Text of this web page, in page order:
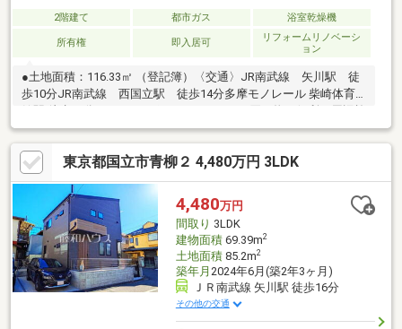
2階建て 都市ガス 浴室乾燥機
所有権 即入居可
リフォームリノベーシ
ョン
●土地面積：116.33㎡ （登記簿）〈交通〉JR南武線 矢川駅 徒
歩10分JR南武線 西国立駅 徒歩14分多摩モノレール 柴崎体育
設がございます。《リフォーム履歴（2024年6月）》金属屋根上
葺・外壁塗装工事≪ 周辺施設情報 ≫買い物 DCM国立青柳店
まで370m 徒歩5分スーパー 西友青柳店 まで500m 徒歩7分
コンビニ セブンイレブン立川羽衣町3丁目店 まで500m 徒歩7
分お気軽にお問い合わせください♪
東京都国立市青柳２ 4,480万円 3LDK
4,480万円
間取り 3LDK
建物面積69.39m2
土地面積85.2m2
築年月 2024年6月(築2年3ヶ月)
ＪＲ南武線 矢川駅 徒歩16分
その他の交通